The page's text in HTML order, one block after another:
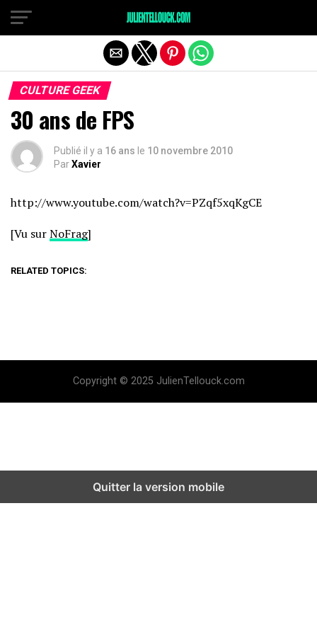
CULTURE GEEK
30 ans de FPS
Publié il y a 16 ans le 10 novembre 2010
ParXavier
http://www.youtube.com/watch?v=PZqf5xqKgCE
[Vu surNoFrag]
RELATED TOPICS:
Copyright © 2025 JulienTellouck.com
Quitter la version mobile